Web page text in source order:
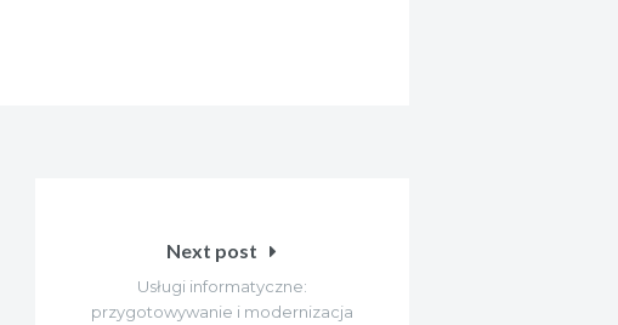
Next post
Usługi informatyczne:
przygotowywanie i modernizacja